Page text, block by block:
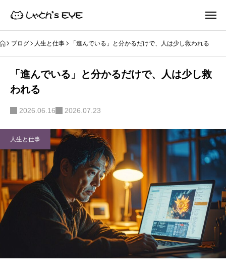
ブログ 人生と仕事 「進んでいる」と分かるだけで、人は少し救われる
「進んでいる」と分かるだけで、人は少し救
われる
2026.06.16 2026.07.23
人生と仕事